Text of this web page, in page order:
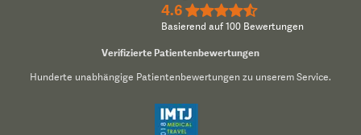
4.6 ★★★★½
Basierend auf 100 Bewertungen
Verifizierte Patientenbewertungen
Hunderte unabhängige Patientenbewertungen zu unserem Service.